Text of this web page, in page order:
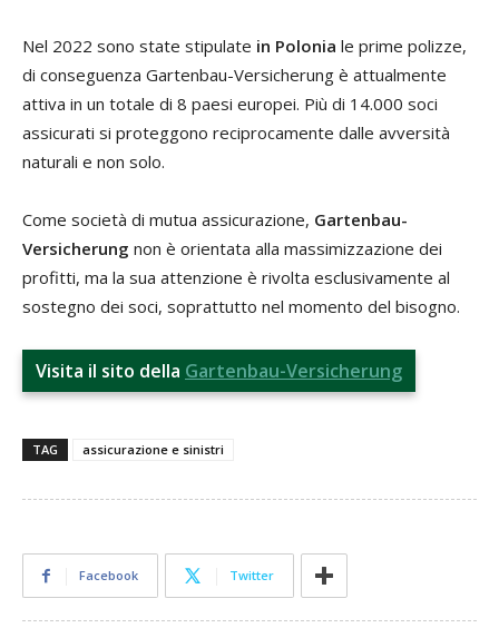
Nel 2022 sono state stipulate in Polonia le prime polizze,
di conseguenza Gartenbau-Versicherung è attualmente
attiva in un totale di 8 paesi europei. Più di 14.000 soci
assicurati si proteggono reciprocamente dalle avversità
naturali e non solo.
Come società di mutua assicurazione, Gartenbau-
Versicherung non è orientata alla massimizzazione dei
profitti, ma la sua attenzione è rivolta esclusivamente al
sostegno dei soci, soprattutto nel momento del bisogno.
Visita il sito della Gartenbau-Versicherung
TAG assicurazione e sinistri
Facebook Twitter